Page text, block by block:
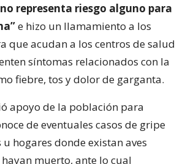
representa riesgo alguno para
e hizo un llamamiento a los
que acudan a los centros de salud
síntomas relacionados con la
fiebre, tos y dolor de garganta.
apoyo de la población para
de eventuales casos de gripe
hogares donde existan aves
muerto, ante lo cual